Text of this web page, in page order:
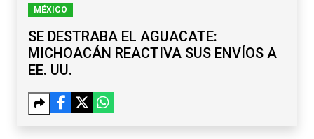
MÉXICO
SE DESTRABA EL AGUACATE:
MICHOACÁN REACTIVA SUS ENVÍOS A
EE. UU.